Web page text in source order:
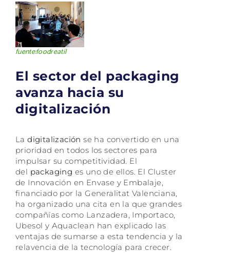
fuente:foodreatil
El sector del packaging
avanza hacia su
digitalización
Ladigitalización se ha convertido en una
prioridad en todos los sectores para
impulsar su competitividad. El
del packaging es uno de ellos. El Cluster
de Innovación en Envase y Embalaje,
financiado por la Generalitat Valenciana,
ha organizado una cita en la que grandes
compañías como Lanzadera, Importaco,
Ubesol y Aquaclean han explicado las
ventajas de sumarse a esta tendencia y la
relavencia de la tecnología para crecer.